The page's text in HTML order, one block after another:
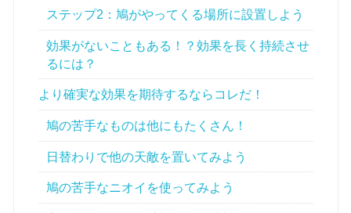
ステップ2：鳩がやってくる場所に設置しよう
効果がないこともある！？効果を長く持続させ
るには？
より確実な効果を期待するならコレだ！
鳩の苦手なものは他にもたくさん！
日替わりで他の天敵を置いてみよう
鳩の苦手なニオイを使ってみよう